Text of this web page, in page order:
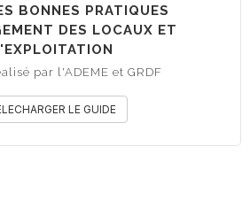
BONNES PRATIQUES
DES LOCAUX ET
par l'ADEME et GRDF
LE GUIDE